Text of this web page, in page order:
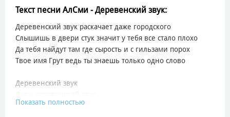
Текст песни АлСми - Деревенский звук:
Деревенский звук раскачает даже городского
Слышишь в двери стук значит у тебя все стало плохо
Да тебя найдут там где сырость и с гильзами порох
Твое имя Грут ведь ты знаешь только одно слово
Деревенский звук
Деревенский звук
Показать полностью